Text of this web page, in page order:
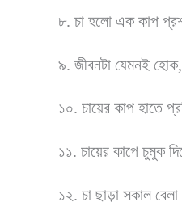
৮. চা হলো এক কাপ
৯. জীবনটা যেমনই
১০. চায়ের কাপ হাতে
১১. চায়ের কাপে চুমুক
১২. চা ছাড়া সকাল